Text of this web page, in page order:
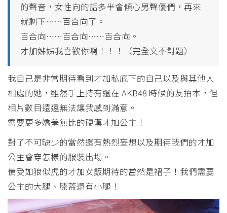
的聲音，女性向的話多半會傾心男聲優們，再來
就剩下……百合向了。
百合向……百合向……百合向。
才加姊姊我喜歡你啊！！！（完全文不對題）
我自己是非常期待看到才加私底下的自己以及與其他人
相處的她，雖然手上持有還在 AKB48 時候的友拍本，但
相片數目遠遠無法讓我感到滿意。
需要更多嬌羞無比的硬漢才加公主！
對了不可缺少的當然還有熱烈妄想以及期待我們的才加
公主會穿怎樣的服裝出場。
備受如狼似虎的才加女飯期待的當然是裙子！我們需要
公主的大腿、膝蓋還有小腿！